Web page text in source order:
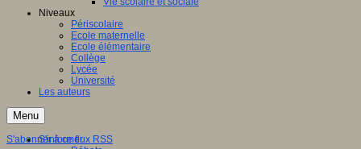
Niveaux
Périscolaire
Ecole maternelle
Ecole élémentaire
Collège
Lycée
Université
Les auteurs
Menu
S'informer
S'abonner à ce flux RSS